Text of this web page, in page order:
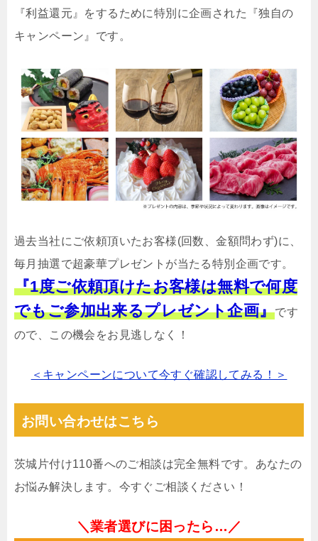
『利益還元』をするために特別に企画された『独自の
キャンペーン』です。
過去当社にご依頼頂いたお客様(回数、金額問わず)に、
毎月抽選で超豪華プレゼントが当たる特別企画です。
『1度ご依頼頂けたお客様は無料で何度
でもご参加出来るプレゼント企画』です
ので、この機会をお見逃しなく！
＜キャンペーンについて今すぐ確認してみる！＞
お問い合わせはこちら
茨城片付け110番へのご相談は完全無料です。あなたの
お悩み解決します。今すぐご相談ください！
＼業者選びに困ったら…／